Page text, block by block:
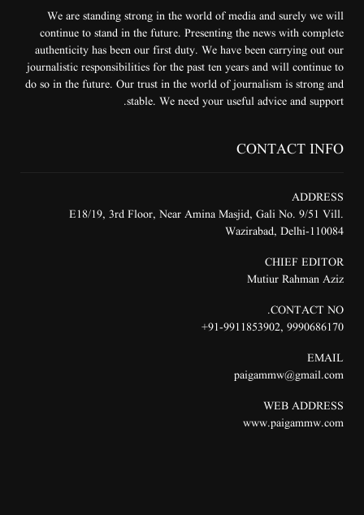
We are standing strong in the world of media and surely we will
continue to stand in the future. Presenting the news with complete
authenticity has been our first duty. We have been carrying out our
journalistic responsibilities for the past ten years and will continue to
do so in the future. Our trust in the world of journalism is strong and
stable. We need your useful advice and support.
CONTACT INFO
ADDRESS
E18/19, 3rd Floor, Near Amina Masjid, Gali No. 9/51 Vill.
Wazirabad, Delhi-110084
CHIEF EDITOR
Mutiur Rahman Aziz
CONTACT NO.
9990686170
,
91-9911853902+
EMAIL
paigammw@gmail.com
WEB ADDRESS
www.paigammw.com